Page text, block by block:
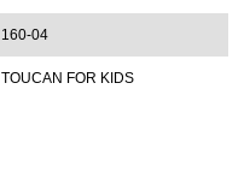
160-04
TOUCAN FOR KIDS